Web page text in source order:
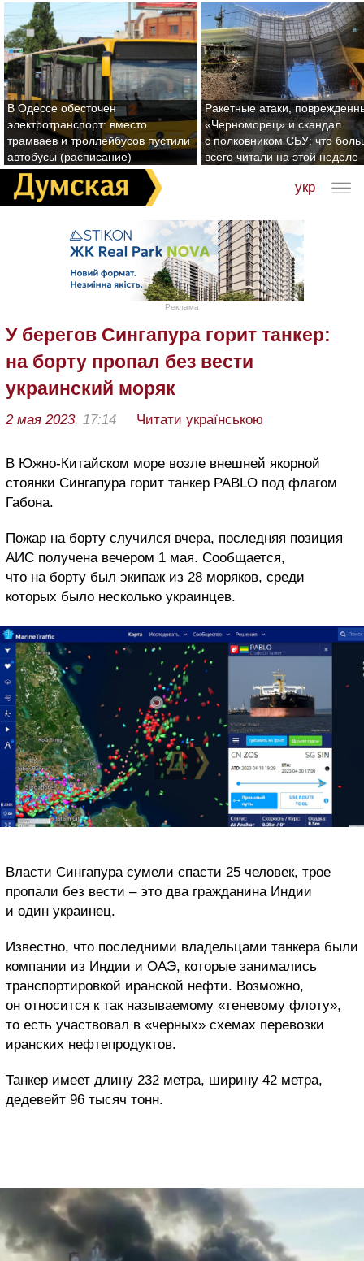
В Одессе обесточен
электротранспорт: вместо
трамваев и троллейбусов пустили
автобусы (расписание)
Ракетные атаки,
«Черноморец» и скандал
с полковником СБУ: что
всего читали на этой неделе
укр
Реклама
У берегов Сингапура горит танкер:
на борту пропал без вести
украинский моряк
2 мая 2023, 17:14 Читати українською
В Южно-Китайском море возле внешней якорной
стоянки Сингапура горит танкер PABLO под флагом
Габона.
Пожар на борту случился вчера, последняя позиция
АИС получена вечером 1 мая. Сообщается,
что на борту был экипаж из 28 моряков, среди
которых было несколько украинцев.
Власти Сингапура сумели спасти 25 человек, трое
пропали без вести – это два гражданина Индии
и один украинец.
Известно, что последними владельцами танкера были
компании из Индии и ОАЭ, которые занимались
транспортировкой иранской нефти. Возможно,
он относится к так называемому «теневому флоту»,
то есть участвовал в «черных» схемах перевозки
иранских нефтепродуктов.
Танкер имеет длину 232 метра, ширину 42 метра,
дедевейт 96 тысяч тонн.